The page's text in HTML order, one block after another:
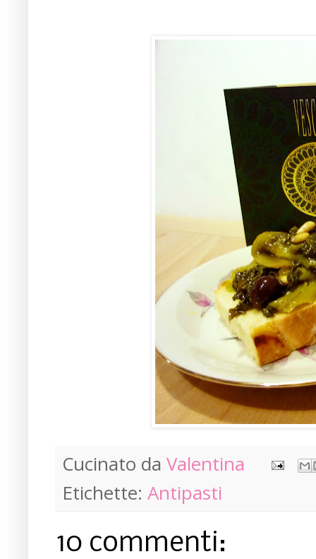
Cucinato da Valentina
Etichette: Antipasti
10 commenti: